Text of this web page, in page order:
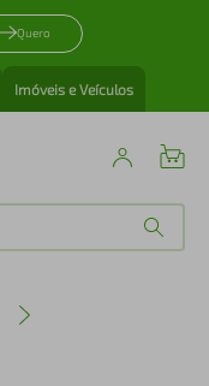
Quero
Imóveis e Veículos